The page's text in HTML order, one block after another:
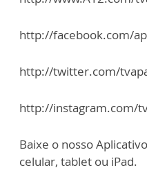
http://facebook.com/
http://twitter.com/
http://instagram.com/
Baixe o nosso
celular, tablet ou iPad.